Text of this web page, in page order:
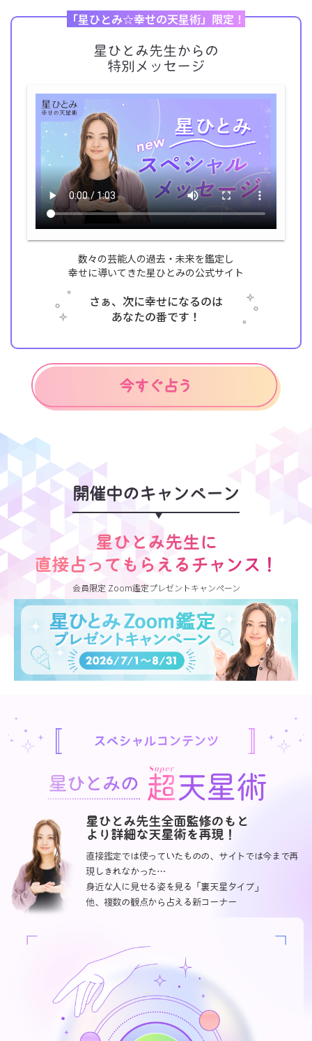
「星ひとみ☆幸せの天星術」限定！
星ひとみ先生からの
特別メッセージ
数々の芸能人の過去・未来を鑑定し
幸せに導いてきた星ひとみの公式サイト
さぁ、次に幸せになるのは
あなたの番です！
開催中のキャンペーン
星ひとみ先生に
直接占ってもらえるチャンス！
会員限定 Zoom鑑定プレゼントキャンペーン
スペシャルコンテンツ
星ひとみ先生全面監修のもと
より詳細な天星術を再現！
直接鑑定では使っていたものの、サイトでは今まで再
現しきれなかった…
身近な人に見せる姿を見る「裏天星タイプ」
他、複数の観点から占える新コーナー